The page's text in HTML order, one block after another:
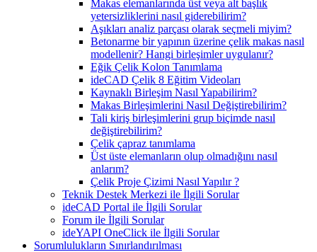
Makas elemanlarında üst veya alt başlık
yetersizliklerini nasıl giderebilirim?
Aşıkları analiz parçası olarak seçmeli miyim?
Betonarme bir yapının üzerine çelik makas nasıl
modellenir? Hangi birleşimler uygulanır?
Eğik Çelik Kolon Tanımlama
ideCAD Çelik 8 Eğitim Videoları
Kaynaklı Birleşim Nasıl Yapabilirim?
Makas Birleşimlerini Nasıl Değiştirebilirim?
Tali kiriş birleşimlerini grup biçimde nasıl
değiştirebilirim?
Çelik çapraz tanımlama
Üst üste elemanların olup olmadığını nasıl
anlarım?
Çelik Proje Çizimi Nasıl Yapılır ?
Teknik Destek Merkezi ile İlgili Sorular
ideCAD Portal ile İlgili Sorular
Forum ile İlgili Sorular
ideYAPI OneClick ile İlgili Sorular
Sorumlulukların Sınırlandırılması